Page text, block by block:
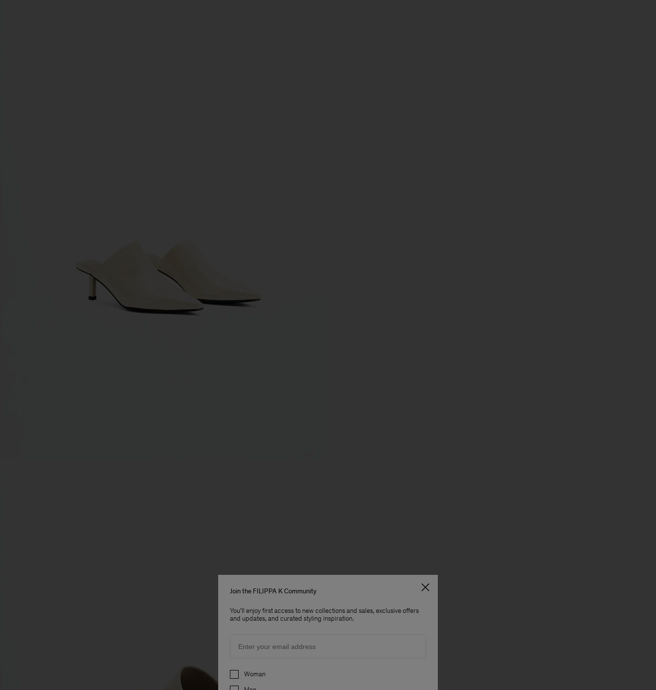
Join the FILIPPA K Community
You'll enjoy first access to new collections and sales, exclusive offers
and updates, and curated styling inspiration.
Preferences
Woman